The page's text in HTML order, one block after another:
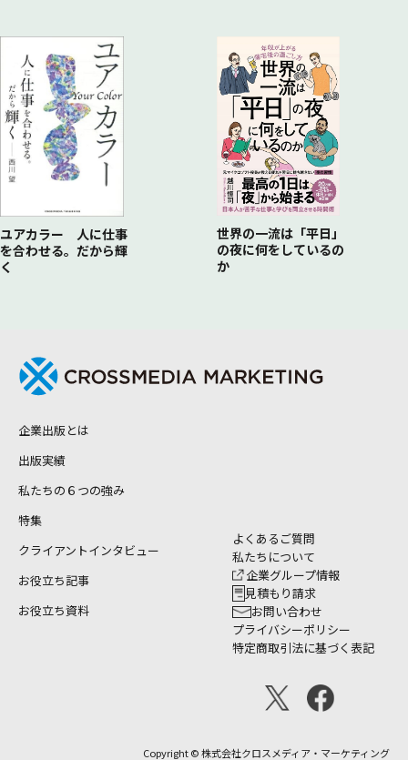
ユアカラー 人に仕事
を合わせる。だから輝
く
世界の一流は「平日」
の夜に何をしているの
か
企業出版とは
出版実績
私たちの６つの強み
特集
クライアントインタビュー
お役立ち記事
お役立ち資料
よくあるご質問
私たちについて
企業グループ情報
見積もり請求
お問い合わせ
プライバシーポリシー
特定商取引法に基づく表記
Copyright © 株式会社クロスメディア・マーケティング